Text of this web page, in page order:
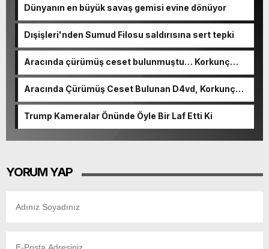
Dünyanın en büyük savaş gemisi evine dönüyor
Dışişleri'nden Sumud Filosu saldırısına sert tepki
Aracında çürümüş ceset bulunmuştu… Korkunç
cinayetin detayları ortaya çıktı
Aracında Çürümüş Ceset Bulunan D4vd, Korkunç
Cinayetle Yargılanıyor
Trump Kameralar Önünde Öyle Bir Laf Etti Ki
YORUM YAP